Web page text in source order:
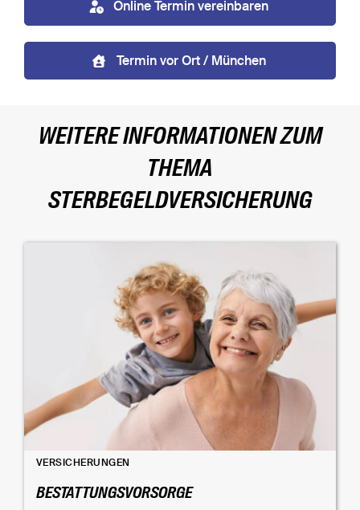
Online Termin vereinbaren
Termin vor Ort / München
WEITERE INFORMATIONEN ZUM
THEMA
STERBEGELDVERSICHERUNG
VERSICHERUNGEN
BESTATTUNGSVORSORGE